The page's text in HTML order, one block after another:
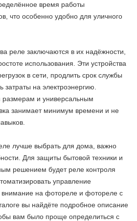
время работы
что особенно удобно для уличного
реле заключаются в их надёжности,
использования. Эти устройства
в сети, продлить срок службы
затраты на электроэнергию.
размерам и универсальным
занимает минимум времени и не
лучше выбрать для дома, важно
Для защиты бытовой техники и
решением будет реле контроля
управление
на фотореле и фотореле с
вы найдёте подробное описание
вам было проще определиться с